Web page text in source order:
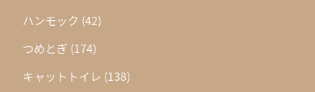
ハンモック (42)
つめとぎ (174)
キャットトイレ (138)